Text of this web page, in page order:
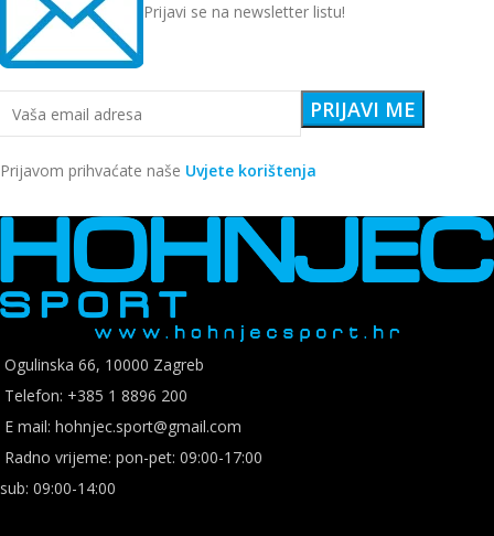
Prijavi se na newsletter listu!
Prijavom prihvaćate naše Uvjete korištenja
Ogulinska 66, 10000 Zagreb
Telefon: +385 1 8896 200
E mail: hohnjec.sport@gmail.com
Radno vrijeme: pon-pet: 09:00-17:00
sub: 09:00-14:00